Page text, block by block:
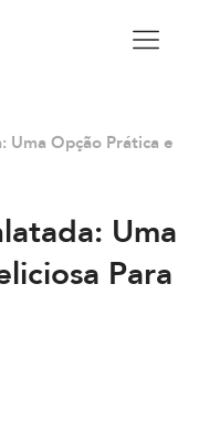
Uma Opção Prática e
Uma
Para